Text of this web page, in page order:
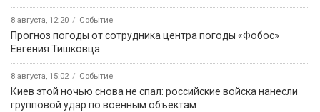
8 августа, 12:20 Событие
Прогноз погоды от сотрудника центра погоды «Фобос»
Евгения Тишковца
8 августа, 15:02 Событие
Киев этой ночью снова не спал: российские войска нанесли
групповой удар по военным объектам